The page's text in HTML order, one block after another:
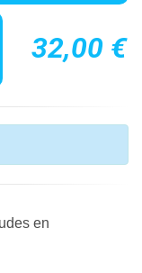
32,00 €
en